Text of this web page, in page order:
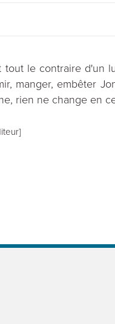
tout le contraire d'un
manger, embêter
rien ne change en